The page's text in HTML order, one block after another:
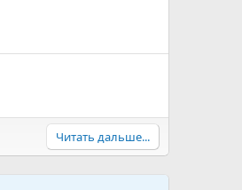
Читать дальше...